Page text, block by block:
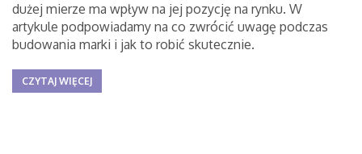
dużej mierze ma wpływ na jej pozycję na rynku. W
artykule podpowiadamy na co zwrócić uwagę podczas
budowania marki i jak to robić skutecznie.
CZYTAJ WIĘCEJ